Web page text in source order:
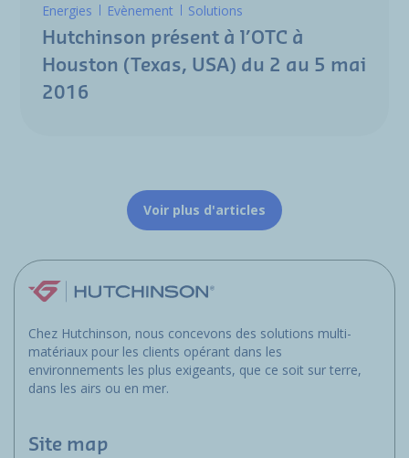
Energies
Evènement Solutions
Hutchinson présent à l’OTC à
Houston (Texas, USA) du 2 au 5 mai
2016
Voir plus d'articles
Chez Hutchinson, nous concevons des solutions multi-
matériaux pour les clients opérant dans les
environnements les plus exigeants, que ce soit sur terre,
dans les airs ou en mer.
Site map